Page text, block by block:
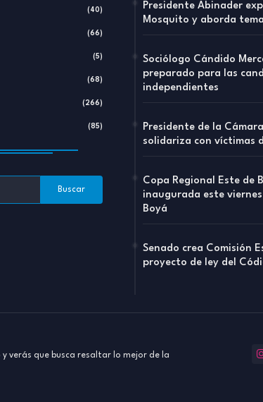
(40)
(66)
(5)
(68)
(266)
(85)
Presidente Abinader
Mosquito y aborda
Sociólogo Cándido
preparado para las
independientes
Presidente de la
solidariza con víctimas
Copa Regional Este de
inaugurada este
Boyá
Senado crea Comisión
proyecto de ley del
verás que busca resaltar lo mejor de la